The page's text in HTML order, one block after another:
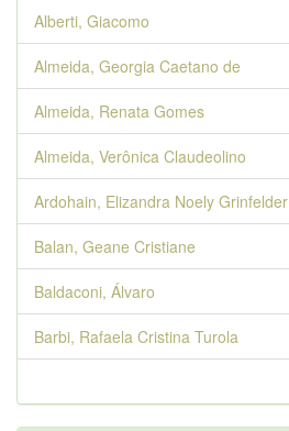
Alberti, Giacomo
Almeida, Georgia Caetano de
Almeida, Renata Gomes
Almeida, Verônica Claudeolino
Ardohain, Elizandra Noely Grinfelder
Balan, Geane Cristiane
Baldaconi, Álvaro
Barbi, Rafaela Cristina Turola